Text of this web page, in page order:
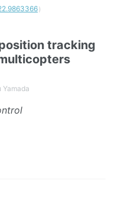
）
tracking
Yamada